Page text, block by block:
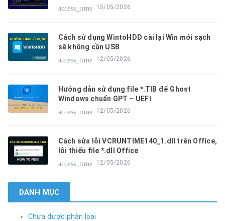
access_time 15/05/2026
Cách sử dụng WintoHDD cài lại Win mới sạch
sẽ không cần USB
access_time
12/05/2026
Hướng dẫn sử dụng file *.TIB để Ghost
Windows chuẩn GPT – UEFI
access_time
12/05/2026
Cách sửa lỗi VCRUNTIME140_1.dll trên Office,
lỗi thiếu file *.dll Office
access_time
12/05/2026
DANH MỤC
Chưa được phân loại